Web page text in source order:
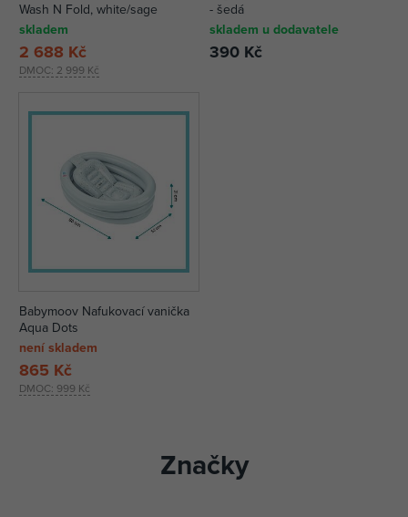
Wash N Fold, white/sage
skladem
DMOC: 2 999 Kč
2 688 Kč
- šedá
skladem u dodavatele
390 Kč
Babymoov Nafukovací vanička
Aqua Dots
není skladem
DMOC: 999 Kč
865 Kč
Značky